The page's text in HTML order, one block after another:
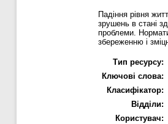
Падіння рівня
зрушень в стані
проблеми.
збереженню і
Тип ресурсу:
Ключові слова:
Класифікатор:
Відділи:
Користувач: